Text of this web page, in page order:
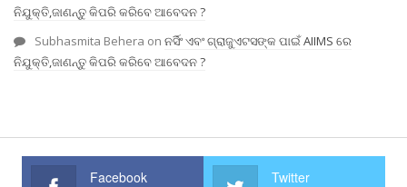
ନିଯୁକ୍ତି,ଜାଣନ୍ତୁ କିପରି କରିବେ ଆବେଦନ ?
Subhasmita Behera on ନର୍ସିଂ ଏବଂ ଗ୍ରାଜୁଏଟସଙ୍କ ପାଇଁ AIIMS ରେ
ନିଯୁକ୍ତି,ଜାଣନ୍ତୁ କିପରି କରିବେ ଆବେଦନ ?
Facebook Twitter